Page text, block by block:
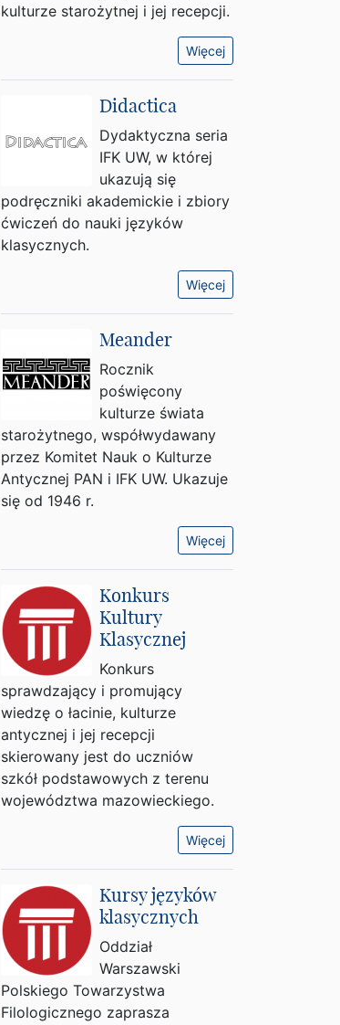
kulturze starożytnej i jej recepcji.
Więcej
Didactica
Dydaktyczna seria
IFK UW, w której
ukazują się
podręczniki akademickie i zbiory
ćwiczeń do nauki języków
klasycznych.
Więcej
Meander
Rocznik
poświęcony
kulturze świata
starożytnego, współwydawany
przez Komitet Nauk o Kulturze
Antycznej PAN i IFK UW. Ukazuje
się od 1946 r.
Więcej
Konkurs
Kultury
Klasycznej
Konkurs
sprawdzający i promujący
wiedzę o łacinie, kulturze
antycznej i jej recepcji
skierowany jest do uczniów
szkół podstawowych z terenu
województwa mazowieckiego.
Więcej
Kursy języków
klasycznych
Oddział
Warszawski
Polskiego Towarzystwa
Filologicznego zaprasza